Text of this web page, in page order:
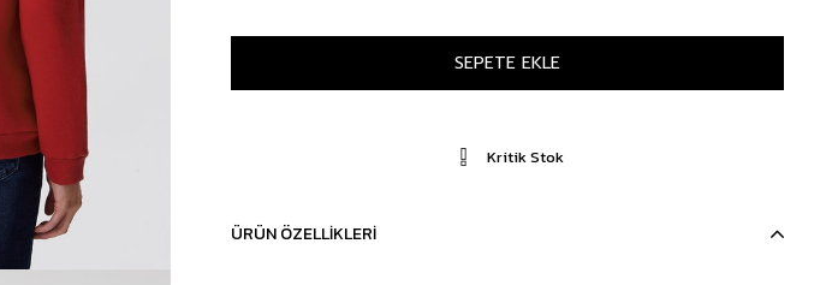
Kritik Stok
ÜRÜN ÖZELLIKLERI